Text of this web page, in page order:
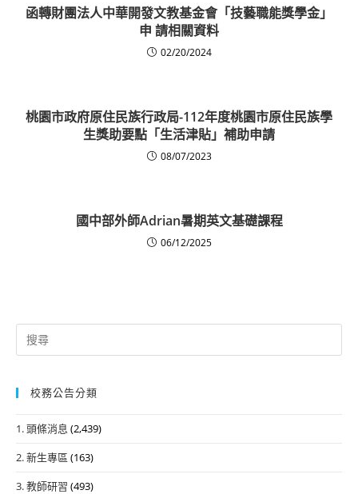
函轉財團法人中華開發文教基金會「技藝職能獎學金」
申 請相關資料
02/20/2024
桃園市政府原住民族行政局-112年度桃園市原住民族學
生獎助要點「生活津貼」補助申請
08/07/2023
國中部外師Adrian暑期英文基礎課程
06/12/2025
Search
for:
校務公告分類
1. 頭條消息 (2,439)
2. 新生專區 (163)
3. 教師研習 (493)